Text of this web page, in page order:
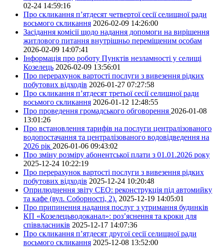
02-24 14:59:16
Про скликання п’ятдесят четвертої сесії селищної ради
восьмого скликання 2026-02-09 14:26:00
Засідання комісії щодо надання допомоги на вирішення
житлового питання внутрішньо переміщеним особам
2026-02-09 14:07:41
Інформація про роботу Пунктів незламності у селищі
Козелець 2026-02-09 13:56:01
Про перерахунок вартості послуги з вивезення рідких
побутових відходів 2026-01-27 07:27:58
Про скликання п’ятдесят третьої сесії селищної ради
восьмого скликання 2026-01-12 12:48:55
Про проведення громадського обговорення 2026-01-08
13:01:26
Про встановлення тарифів на послуги централізованого
водопостачання та централізованого водовідведення на
2026 рік 2026-01-06 09:43:02
Про зміну розміру абонентської плати з 01.01.2026 року
2025-12-24 10:22:19
Про перерахунок вартості послуги з вивезення рідких
побутових відходів 2025-12-24 10:20:48
Оприлюднення звіту СЕО: реконструкція під автомийку
та кафе (вул. Соборності, 2). 2025-12-19 14:05:01
Про припинення надання послуг з утримання будинків
КП «Козелецьводоканал»: роз’яснення та кроки для
співвласників 2025-12-17 14:07:36
Про скликання п’ятдесят другої сесії селищної ради
восьмого скликання 2025-12-08 13:52:00